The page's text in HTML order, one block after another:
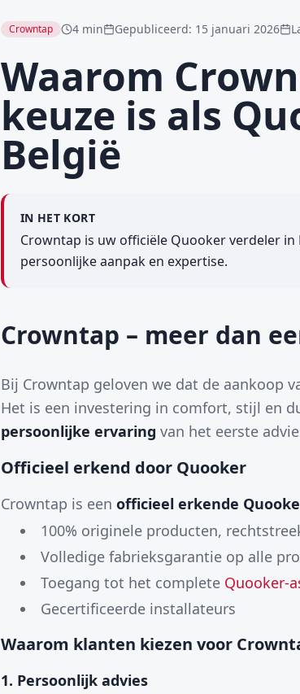
Crowntap 4 min Gepubliceerd: 15 januari 2026
Waarom
keuze is als
België
IN HET KORT
Crowntap is uw officiële Quooker verdeler
persoonlijke aanpak en expertise.
Crowntap – meer dan
Bij Crowntap geloven we dat de aankoop
Het is een investering in comfort, stijl en
persoonlijke ervaring van het eerste
Officieel erkend door Quooker
Crowntap is een officieel erkende
100% originele producten,
Volledige fabrieksgarantie op alle
Toegang tot het complete Quooker-
Gecertificeerde installateurs
Waarom klanten kiezen voor
1. Persoonlijk advies